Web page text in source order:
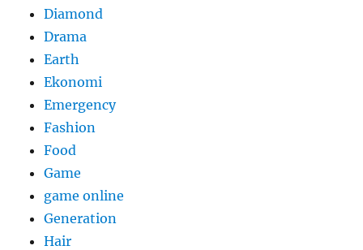
Diamond
Drama
Earth
Ekonomi
Emergency
Fashion
Food
Game
game online
Generation
Hair